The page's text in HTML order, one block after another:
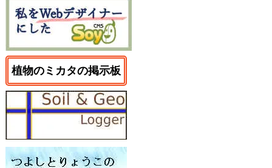
植物のミカタの掲示板